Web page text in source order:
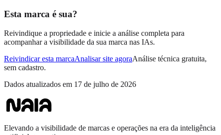
Esta marca é sua?
Reivindique a propriedade e inicie a análise completa para
acompanhar a visibilidade da sua marca nas IAs.
Reivindicar esta marcaAnalisar site agoraAnálise técnica gratuita,
sem cadastro.
Dados atualizados em 17 de julho de 2026
Elevando a visibilidade de marcas e operações na era da inteligência